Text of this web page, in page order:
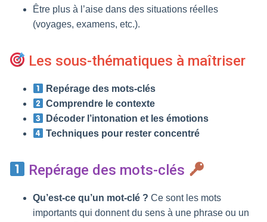
Être plus à l’aise dans des situations réelles
(voyages, examens, etc.).
Les sous-thématiques à maîtriser
Repérage des mots-clés
Comprendre le contexte
Décoder l’intonation et les émotions
Techniques pour rester concentré
Repérage des mots-clés
Qu’est-ce qu’un mot-clé ? Ce sont les mots
importants qui donnent du sens à une phrase ou un